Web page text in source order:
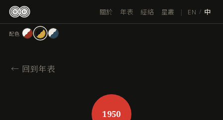
關於 年表 經絡 星叢 | EN / 中
配色
← 回到年表
1950